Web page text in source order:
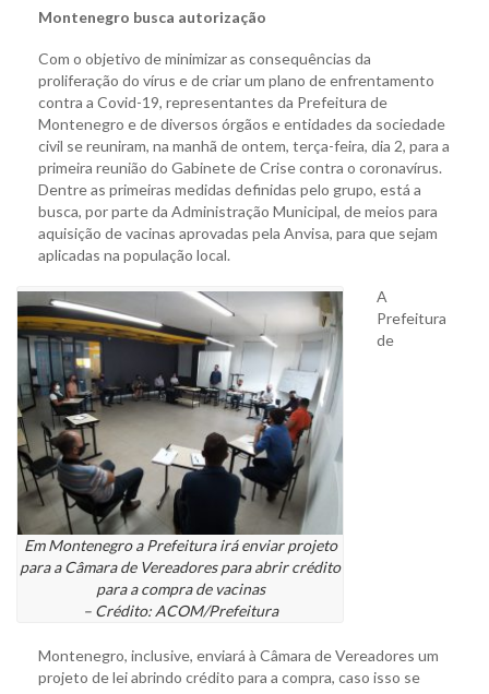
Montenegro busca autorização
Com o objetivo de minimizar as consequências da
proliferação do vírus e de criar um plano de enfrentamento
contra a Covid-19, representantes da Prefeitura de
Montenegro e de diversos órgãos e entidades da sociedade
civil se reuniram, na manhã de ontem, terça-feira, dia 2, para a
primeira reunião do Gabinete de Crise contra o coronavírus.
Dentre as primeiras medidas definidas pelo grupo, está a
busca, por parte da Administração Municipal, de meios para
aquisição de vacinas aprovadas pela Anvisa, para que sejam
aplicadas na população local.
Em Montenegro a Prefeitura irá enviar projeto
para a Câmara de Vereadores para abrir crédito
para a compra de vacinas
– Crédito: ACOM/Prefeitura
A
Prefeitura
de
Montenegro, inclusive, enviará à Câmara de Vereadores um
projeto de lei abrindo crédito para a compra, caso isso se